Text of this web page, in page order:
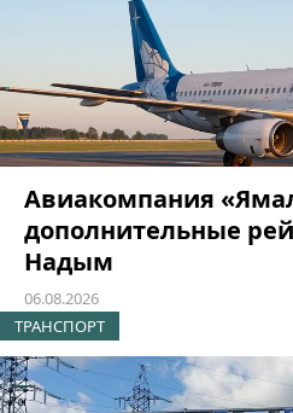
Авиакомпания
дополнительные
Надым
06.08.2026
ТРАНСПОРТ